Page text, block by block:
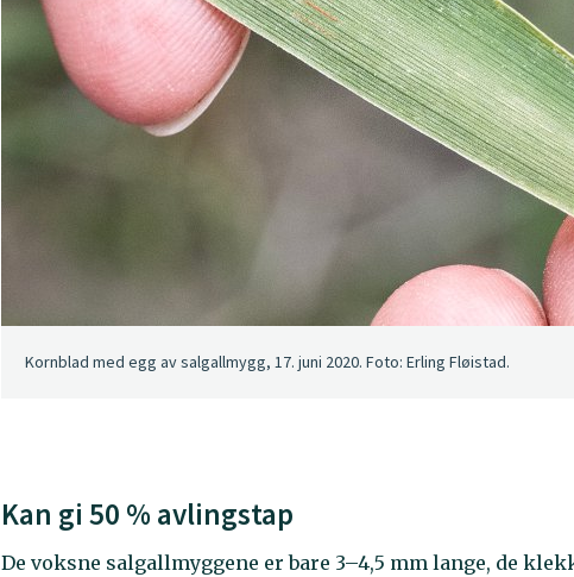
Kornblad med egg av salgallmygg, 17. juni 2020. Foto: Erling Fløistad.
Kan gi 50 % avlingstap
De voksne salgallmyggene er bare 3–4,5 mm lange, de